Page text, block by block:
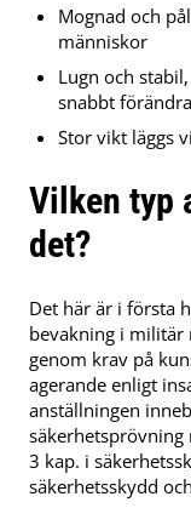
Mognad och
människor
Lugn och
snabbt
Stor vikt läggs
Vilken typ
det?
Det här är i första
bevakning i militär
genom krav på
agerande enligt
anställningen
3 kap. i
säkerhetsskydd